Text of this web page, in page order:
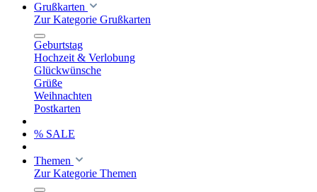
Grußkarten
Zur Kategorie Grußkarten
Geburtstag
Hochzeit & Verlobung
Glückwünsche
Grüße
Weihnachten
Postkarten
% SALE
Themen
Zur Kategorie Themen